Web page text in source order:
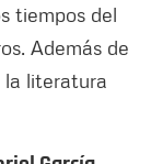
tiempos del
Además de
la literatura